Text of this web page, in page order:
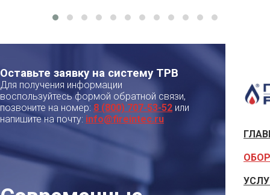
Оставьте заявку на систему ТРВ
Для получения информации
воспользуйтесь формой обратной связи,
позвоните на номер: 8 (800) 707-53-52 или
напишите на почту: info@fireintec.ru